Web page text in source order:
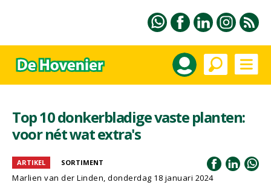
Top 10 donkerbladige vaste planten:
voor nét wat extra's
ARTIKEL SORTIMENT
Marlien van der Linden, donderdag 18 januari 2024